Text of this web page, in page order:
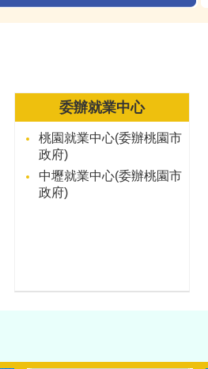
委辦就業中心
桃園就業中心(委辦桃園市
政府)
中壢就業中心(委辦桃園市
政府)